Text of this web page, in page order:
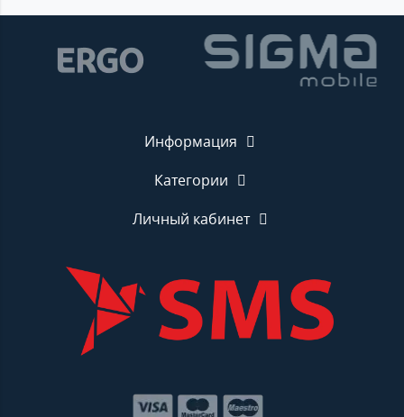
Информация
Категории
Личный кабинет